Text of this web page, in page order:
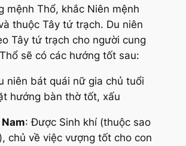
mệnh Thổ, khắc Niên mệnh
thuộc Tây tứ trạch. Du niên
Tây tứ trạch cho người cung
sẽ có các hướng tốt sau:
niên bát quái nữ gia chủ tuổi
hướng bàn thờ tốt, xấu
: Được Sinh khí (thuộc sao
chủ về việc vượng tốt cho con